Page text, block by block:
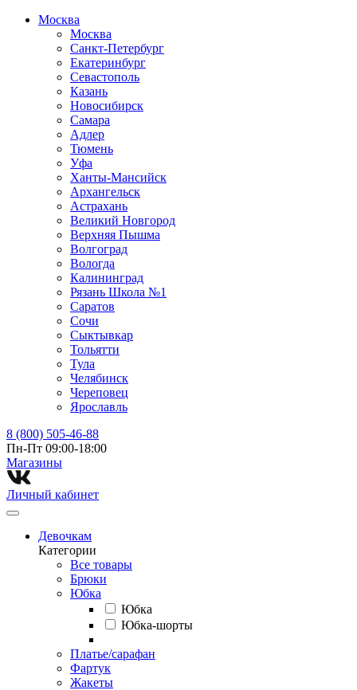
Москва
Москва
Санкт-Петербург
Екатеринбург
Севастополь
Казань
Новосибирск
Самара
Адлер
Тюмень
Уфа
Ханты-Мансийск
Архангельск
Астрахань
Великий Новгород
Верхняя Пышма
Волгоград
Вологда
Калининград
Рязань Школа №1
Саратов
Сочи
Сыктывкар
Тольятти
Тула
Челябинск
Череповец
Ярославль
8 (800) 505-46-88
Пн-Пт 09:00-18:00
Магазины⁠
Личный кабинет
Девочкам
Категории
Все товары
Брюки
Юбка
Юбка
Юбка-шорты
Платье/сарафан
Фартук
Жакеты